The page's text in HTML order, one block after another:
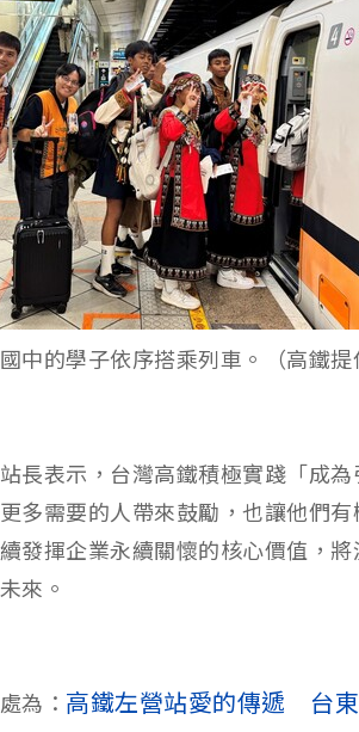
中的學子依序搭乘列車。（高鐵提
長表示，台灣高鐵積極實踐「成
多需要的人帶來鼓勵，也讓他們
發揮企業永續關懷的核心價值，
來。
為： 高鐵左營站愛的傳遞 台